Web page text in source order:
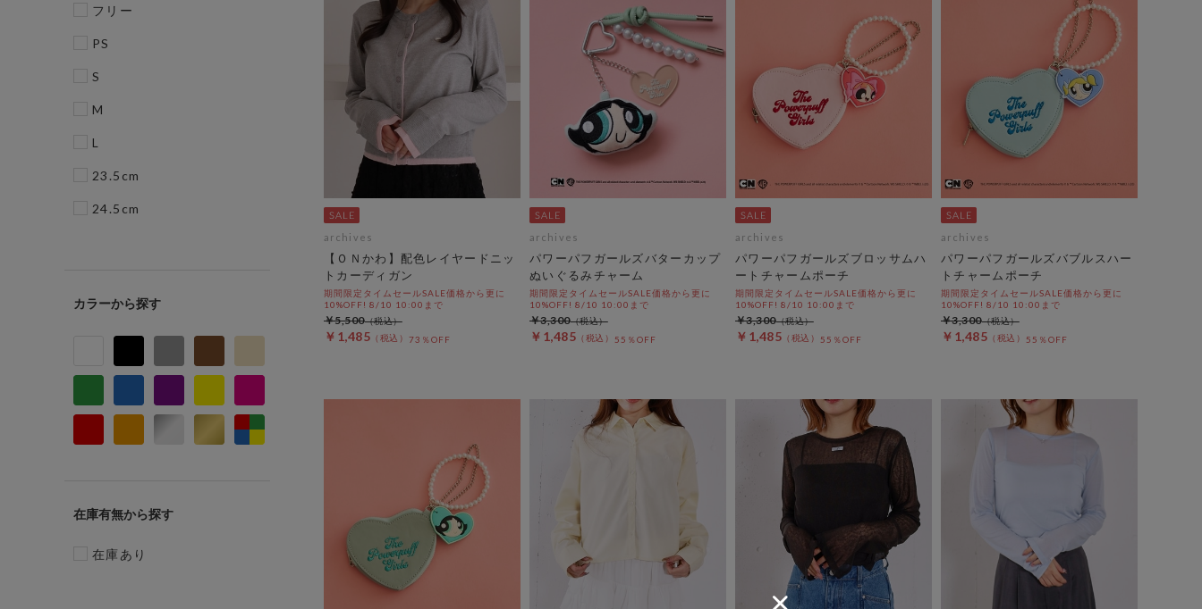
フリー
PS
S
M
L
23.5cm
24.5cm
カラー
在庫有無
在庫あり
archives
【ＯＮかわ】配色レイヤードニッ
トカーディガン
期間限定タイムセールSALE価格から更に
10%OFF! 8/10 10:00まで
￥1,485 73％OFF
￥5,500
archives
パワーパフガールズバターカップ
ぬいぐるみチャーム
期間限定タイムセールSALE価格から更に
10%OFF! 8/10 10:00まで
￥1,485 55％OFF
￥3,300
archives
パワーパフガールズブロッサムハ
ートチャームポーチ
期間限定タイムセールSALE価格から更に
10%OFF! 8/10 10:00まで
￥1,485 55％OFF
￥3,300
archives
パワーパフガールズバブルスハー
トチャームポーチ
期間限定タイムセールSALE価格から更に
10%OFF! 8/10 10:00まで
￥1,485 55％OFF
￥3,300